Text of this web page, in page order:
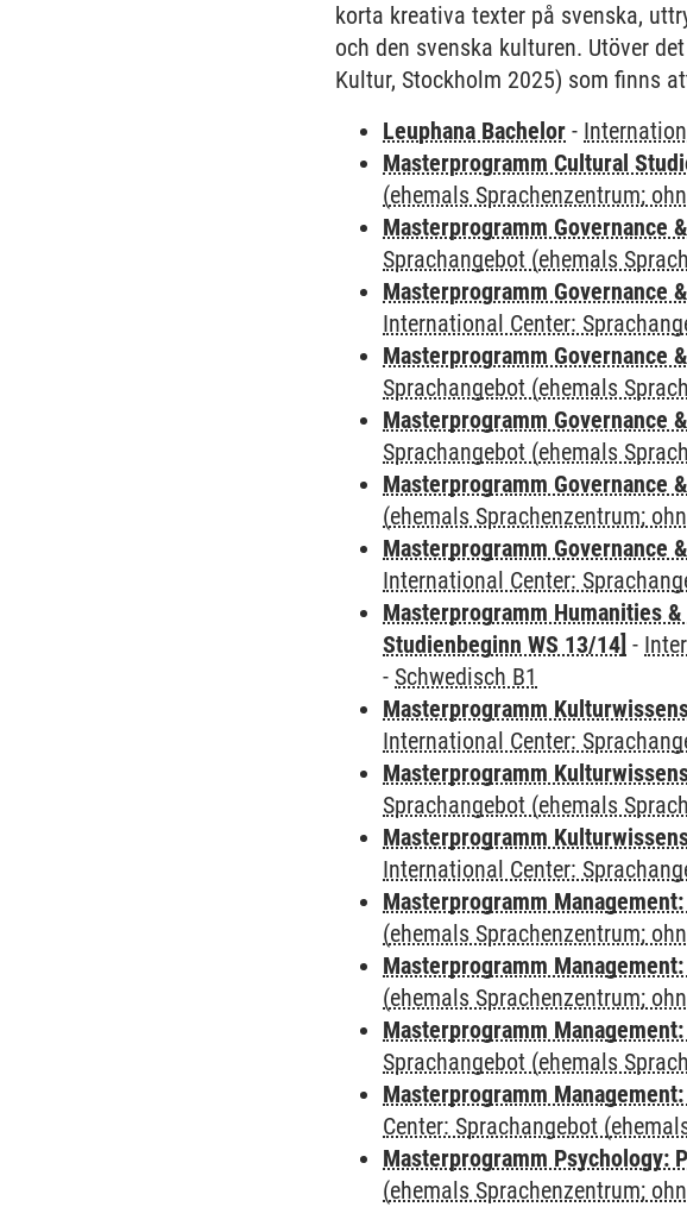
korta kreativa texter på svenska,
och den svenska kulturen. Utöver
Kultur, Stockholm 2025) som finns
Leuphana Bachelor -
Masterprogramm Cultural
(ehemals Sprachenzentrum;
Masterprogramm Governance
Sprachangebot (ehemals
Masterprogramm Governance
International Center:
Masterprogramm Governance
Sprachangebot (ehemals
Masterprogramm Governance
Sprachangebot (ehemals
Masterprogramm Governance
(ehemals Sprachenzentrum;
Masterprogramm Governance
International Center:
Masterprogramm Humanities
Studienbeginn WS 13/14] -
- Schwedisch B1
Masterprogramm
International Center:
Masterprogramm
Sprachangebot (ehemals
Masterprogramm
International Center:
Masterprogramm
(ehemals Sprachenzentrum;
Masterprogramm
(ehemals Sprachenzentrum;
Masterprogramm
Sprachangebot (ehemals
Masterprogramm
Center: Sprachangebot
Masterprogramm Psychology:
(ehemals Sprachenzentrum;